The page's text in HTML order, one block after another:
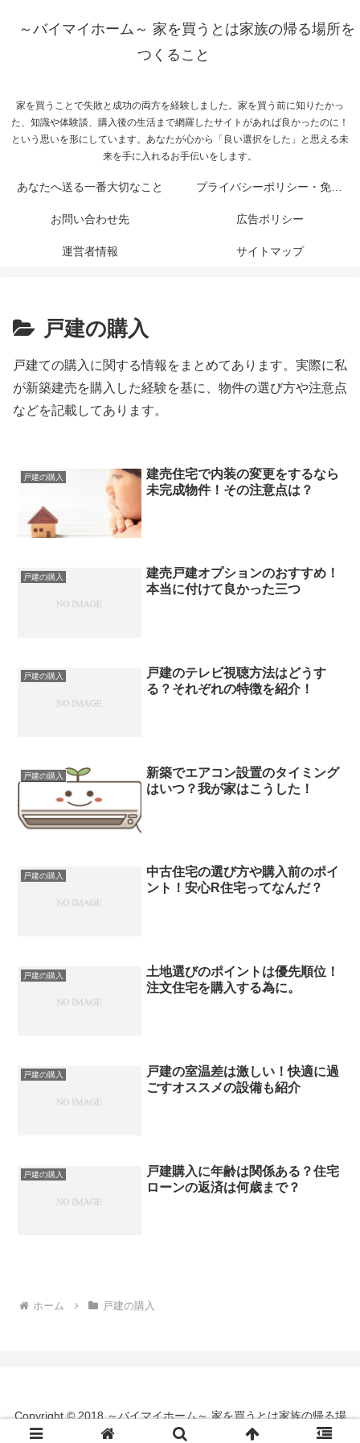
～バイマイホーム～ 家を買うとは家族の帰る場所を
つくること
家を買うことで失敗と成功の両方を経験しました。家を買う前に知りたかっ
た、知識や体験談、購入後の生活まで網羅したサイトがあれば良かったのに！
という思いを形にしています。あなたが心から「良い選択をした」と思える未
来を手に入れるお手伝いをします。
あなたへ送る一番大切なこと プライバシーポリシー・免責事項
お問い合わせ先 広告ポリシー
運営者情報 サイトマップ
戸建の購入
戸建ての購入に関する情報をまとめてあります。実際に私
が新築建売を購入した経験を基に、物件の選び方や注意点
などを記載してあります。
戸建の購入
建売住宅で内装の変更をするなら
未完成物件！その注意点は？
戸建の購入
建売戸建オプションのおすすめ！
本当に付けて良かった三つ
戸建の購入
戸建のテレビ視聴方法はどうす
る？それぞれの特徴を紹介！
戸建の購入
新築でエアコン設置のタイミング
はいつ？我が家はこうした！
戸建の購入
中古住宅の選び方や購入前のポイ
ント！安心R住宅ってなんだ？
戸建の購入
土地選びのポイントは優先順位！
注文住宅を購入する為に。
戸建の購入
戸建の室温差は激しい！快適に過
ごすオススメの設備も紹介
戸建の購入
戸建購入に年齢は関係ある？住宅
ローンの返済は何歳まで？
ホーム 戸建の購入
Copyright © 2018 ～バイマイホーム～ 家を買うとは家族の帰る場
所をつくること All Rights Reserved.